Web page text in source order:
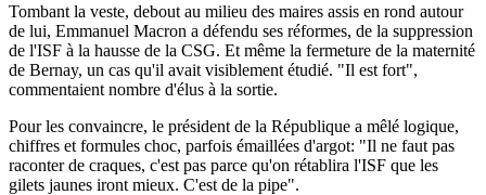
Tombant la veste, debout au milieu des maires assis en rond autour
de lui, Emmanuel Macron a défendu ses réformes, de la suppression
de l'ISF à la hausse de la CSG. Et même la fermeture de la maternité
de Bernay, un cas qu'il avait visiblement étudié. "Il est fort",
commentaient nombre d'élus à la sortie.
Pour les convaincre, le président de la République a mêlé logique,
chiffres et formules choc, parfois émaillées d'argot: "Il ne faut pas
raconter de craques, c'est pas parce qu'on rétablira l'ISF que les
gilets jaunes iront mieux. C'est de la pipe".